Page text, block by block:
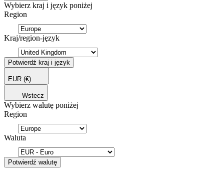
Wybierz kraj i język poniżej
Region
Kraj/region-język
Potwierdź kraj i język
EUR (€)
Wstecz
Wybierz walutę poniżej
Region
Waluta
Potwierdź walutę